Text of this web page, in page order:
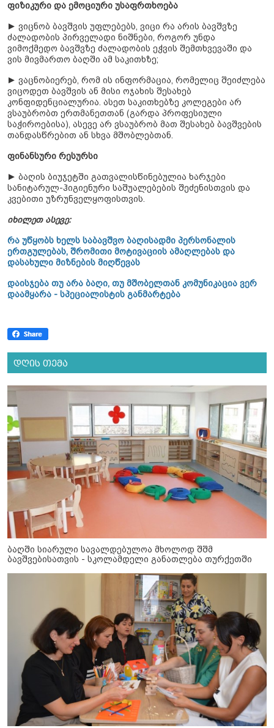
ფიზიკური და ემოციური უსაფრთხოება
► ვიცნობ ბავშვის უფლებებს, ვიცი რა არის ბავშვზე
ძალადობის პირველადი ნიშნები, როგორ უნდა
ვიმოქმედო ბავშვზე ძალადობის ეჭვის შემთხვევაში და
ვის მივმართო ბაღში ამ საკითხზე;
► ვაცნობიერებ, რომ ის ინფორმაცია, რომელიც შეიძლება
ვიცოდეთ ბავშვის ან მისი ოჯახის შესახებ
კონფიდენციალურია. ასეთ საკითხებზე კოლეგები არ
ვსაუბრობთ ერთმანეთთან (გარდა პროფესიული
საჭიროებისა), ასევე არ ვსაუბრობ მათ შესახებ ბავშვების
თანდასწრებით ან სხვა მშობლებთან.
ფინანსური რესურსი
► ბაღის ბიუჯეტში გათვალისწინებულია ხარჯები
სანიტარულ-ჰიგიენური საშუალებების შეძენისთვის და
კვებითი უზრუნველყოფისთვის.
იხილეთ ასევე:
რა უწყობს ხელს საბავშვო ბაღისადმი პერსონალის
ერთგულებას, შრომითი მოტივაციის ამაღლებას და
დასახული მიზნების მიღწევას
დაისჯება თუ არა ბაღი, თუ მშობელთან კომუნიკაცია ვერ
დაამყარა - სპეციალისტის განმარტება
დღის თემა
ბაღში სიარული სავალდებულოა მხოლოდ შშმ
ბავშვებისათვის - სკოლამდელი განათლება თურქეთში